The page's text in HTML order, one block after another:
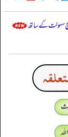
سہولت کے ساتھ